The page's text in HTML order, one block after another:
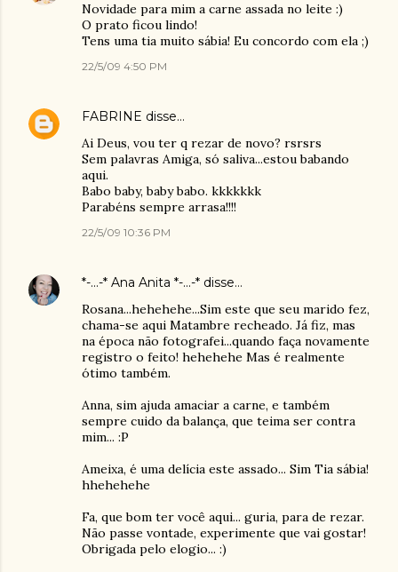
Novidade para mim a carne assada no leite :)
O prato ficou lindo!
Tens uma tia muito sábia! Eu concordo com ela ;)
22/5/09 4:50 PM
FABRINE disse…
Ai Deus, vou ter q rezar de novo? rsrsrs
Sem palavras Amiga, só saliva...estou babando
aqui.
Babo baby, baby babo. kkkkkkk
Parabéns sempre arrasa!!!!
22/5/09 10:36 PM
*-...-* Ana Anita *-...-* disse…
Rosana...hehehehe...Sim este que seu marido fez,
chama-se aqui Matambre recheado. Já fiz, mas
na época não fotografei...quando faça novamente
registro o feito! hehehehe Mas é realmente
ótimo também.
Anna, sim ajuda amaciar a carne, e também
sempre cuido da balança, que teima ser contra
mim... :P
Ameixa, é uma delícia este assado... Sim Tia sábia!
hhehehehe
Fa, que bom ter você aqui... guria, para de rezar.
Não passe vontade, experimente que vai gostar!
Obrigada pelo elogio... :)